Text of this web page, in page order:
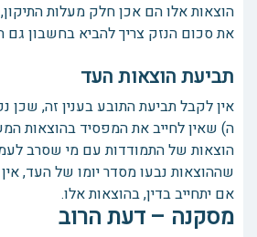
הוצאות אלו הם אכן חלק מעלות
את סכום הנזק צריך להביא בחשבון גם
תביעת הוצאות העד
אין לקבל תביעת התובע בענין זה, שכן
ה) שאין לחייב את המפסיד בהוצאות
הוצאות של התמודדות עם מי שסרב
שההוצאות נבעו מסדר יומו של העד,
אם יתחייב בדין, בהוצאות אלו.
מסקנה – דעת הרוב